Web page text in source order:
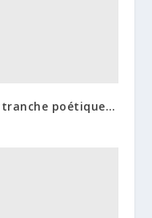
poétique…